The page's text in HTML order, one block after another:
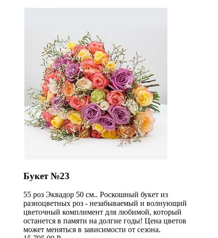
Букет №23
55 роз Эквадор 50 см.. Роскошный букет из
разноцветных роз - незабываемый и волнующий
цветочный комплимент для любимой, который
останется в памяти на долгие годы! Цена цветов
может меняться в зависимости от сезона.